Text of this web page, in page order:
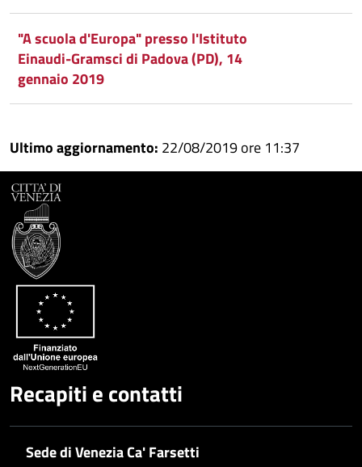
"A scuola d'Europa" presso l'Istituto
Einaudi-Gramsci di Padova (PD), 14
gennaio 2019
Ultimo aggiornamento: 22/08/2019 ore 11:37
Recapiti e contatti
Sede di Venezia Ca' Farsetti